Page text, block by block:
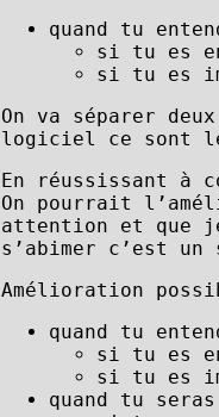
quand tu
si tu es
si tu es
On va séparer
logiciel ce sont
En réussissant à
On pourrait
attention et que
s’abimer c’est
Amélioration
quand tu
si tu es
si tu es
quand tu